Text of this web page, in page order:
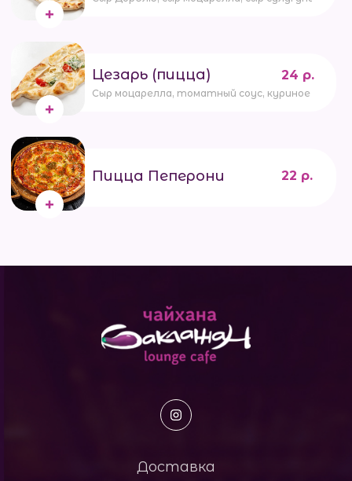
Цезарь (пицца) 24 р.
Сыр моцарелла, томатный соус, куриное
Пицца Пеперони 22 р.
Доставка